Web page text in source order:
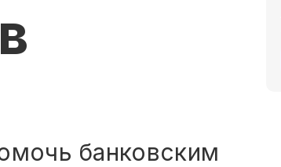
банковским